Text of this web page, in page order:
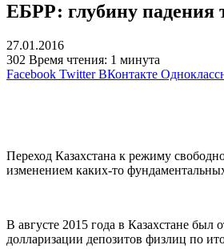
ЕБРР: глубину падения
27.01.2016
302 Время чтения: 1 минута
Facebook Twitter ВКонтакте
Переход Казахстана к режиму
изменением каких-то
В августе 2015 года в Казахстане
долларизации депозитов физлиц по